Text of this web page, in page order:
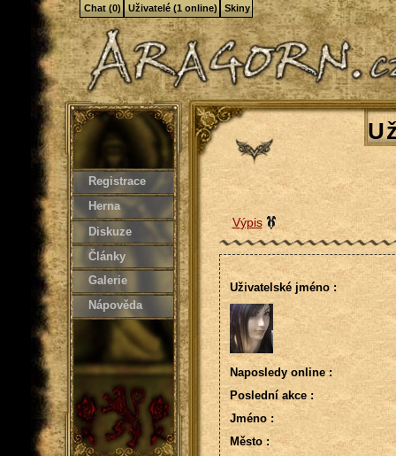
Registrace
Herna
Diskuze
Články
Galerie
Nápověda
Výpis
Uživatelské jméno :
Naposledy online :
Poslední akce :
Jméno :
Město :
Chat (0) Uživatelé (1 online) Skiny